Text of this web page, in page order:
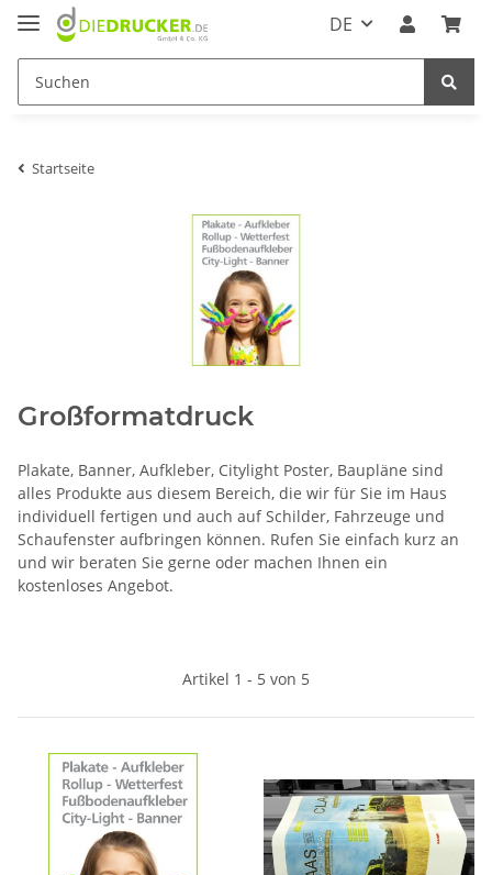
DE
Startseite
Großformatdruck
Plakate, Banner, Aufkleber, Citylight Poster, Baupläne sind
alles Produkte aus diesem Bereich, die wir für Sie im Haus
individuell fertigen und auch auf Schilder, Fahrzeuge und
Schaufenster aufbringen können. Rufen Sie einfach kurz an
und wir beraten Sie gerne oder machen Ihnen ein
kostenloses Angebot.
Artikel 1 - 5 von 5